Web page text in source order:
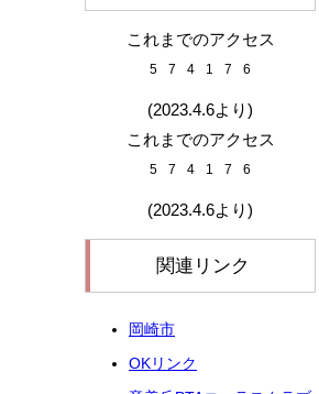
これまでのアクセス
5 7 4 1 7 6
(2023.4.6より)
これまでのアクセス
5 7 4 1 7 6
(2023.4.6より)
関連リンク
岡崎市
OKリンク